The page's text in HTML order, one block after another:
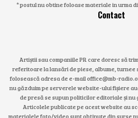
* postul nu obtine foloase materiale in urma
Contact
Artiștii sau companiile PR care doresc să
referitoare la lansări de piese, albume, turnee
folosească adresa de e-mail office@mb-
nu găzduim pe serverele website-ului fișiere
de presă se supun politicilor editoriale și
Articolele publicate pe acest website au
materialele foto/video sunt obținute din surse